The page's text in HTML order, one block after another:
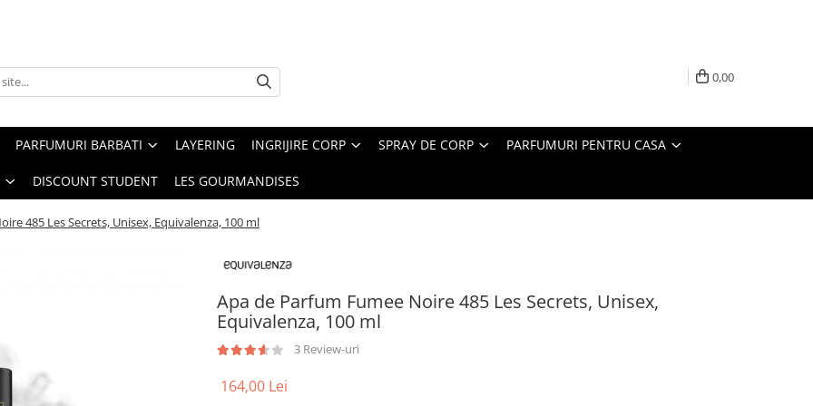
0,00
PARFUMURI BARBATI LAYERING INGRIJIRE CORP SPRAY DE CORP PARFUMURI PENTRU CASA
DISCOUNT STUDENT LES GOURMANDISES
485 Les Secrets, Unisex, Equivalenza, 100 ml
Apa de Parfum Fumee Noire 485 Les Secrets, Unisex,
Equivalenza, 100 ml
3 Review-uri
164,00 Lei